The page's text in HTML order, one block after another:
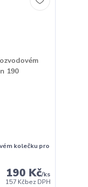
kolečku pro
190 Kč/ks
157 Kčbez DPH